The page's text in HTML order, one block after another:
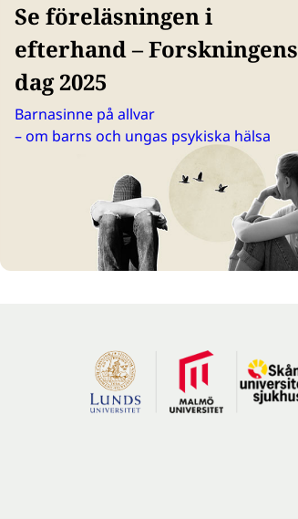
Se föreläsningen i
efterhand – Forskningens
dag 2025
Barnasinne på allvar
– om barns och ungas psykiska hälsa